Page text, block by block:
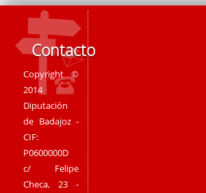
Contacto
Copyright ©
2014
Diputación
de Badajoz -
CIF:
P0600000D
c/ Felipe
Checa, 23 -